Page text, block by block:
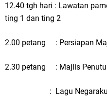
12.40 tgh hari : Lawatan
ting 1 dan ting 2
2.00 petang : Persiapan
2.30 petang : Majlis
: Lagu Negaraku